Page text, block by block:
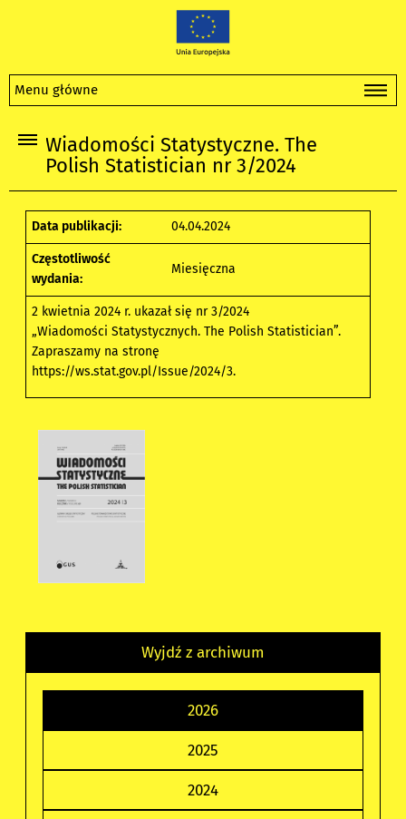
Menu główne
Wiadomości Statystyczne. The
Polish Statistician nr 3/2024
Data publikacji: 04.04.2024
Częstotliwość
wydania:
Miesięczna
2 kwietnia 2024 r. ukazał się nr 3/2024
„Wiadomości Statystycznych. The Polish Statistician”.
Zapraszamy na stronę
https://ws.stat.gov.pl/Issue/2024/3.
Wyjdź z archiwum
2026
2025
2024